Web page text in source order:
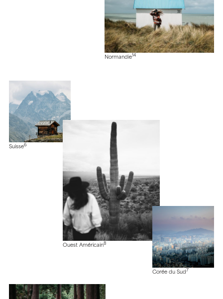
Normandie14
Suisse6
Ouest Américain8
Corée du Sud 7